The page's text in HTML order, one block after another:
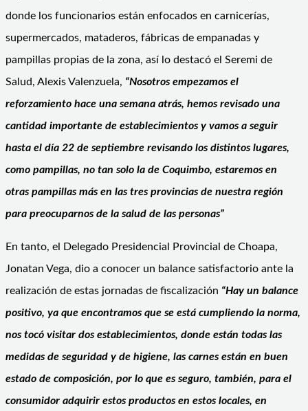
donde los funcionarios están enfocados en carnicerías,
supermercados, mataderos, fábricas de empanadas y
pampillas propias de la zona, así lo destacó el Seremi de
Salud, Alexis Valenzuela, “Nosotros empezamos el
reforzamiento hace una semana atrás, hemos revisado una
cantidad importante de establecimientos y vamos a seguir
hasta el día 22 de septiembre revisando los distintos lugares,
como pampillas, no tan solo la de Coquimbo, estaremos en
otras pampillas más en las tres provincias de nuestra región
para preocuparnos de la salud de las personas”
En tanto, el Delegado Presidencial Provincial de Choapa,
Jonatan Vega, dio a conocer un balance satisfactorio ante la
realización de estas jornadas de fiscalización “Hay un balance
positivo, ya que encontramos que se está cumpliendo la norma,
nos tocó visitar dos establecimientos, donde están todas las
medidas de seguridad y de higiene, las carnes están en buen
estado de composición, por lo que es seguro, también, para el
consumidor adquirir estos productos en estos locales, en